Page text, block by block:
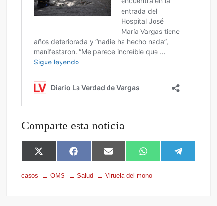
Comparte esta noticia
X
(
F
a
c
E
m
a
W
h
a
e
casos OMS Salud Viruela del mono